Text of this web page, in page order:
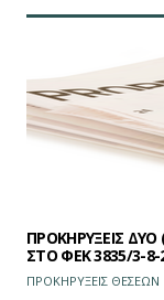
ΠΡΟΚΗΡΥΞΕΙΣ
ΣΤΟ ΦEK 3835/3-8-
ΠΡΟΚΗΡΥΞΕΙΣ ΘΕΣΕΩΝ